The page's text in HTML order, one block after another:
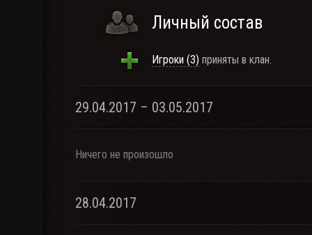
Личный состав
Игроки (3) приняты в клан.
29.04.2017 – 03.05.2017
Ничего не произошло
28.04.2017